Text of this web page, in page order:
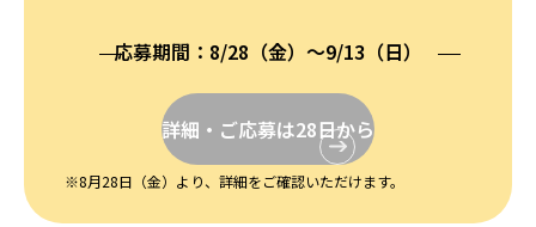
応募期間：8/28（金）〜9/13（日）
詳細・ご応募は28日から
※8月28日（金）より、詳細をご確認いただけます。